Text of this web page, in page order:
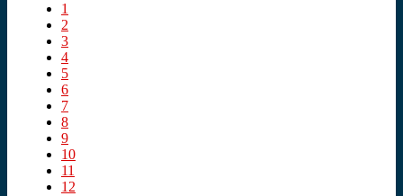
1
2
3
4
5
6
7
8
9
10
11
12